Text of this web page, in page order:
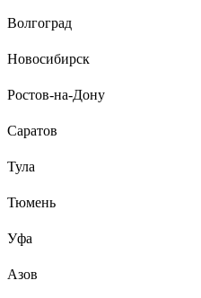
Волгоград
Новосибирск
Ростов-на-Дону
Саратов
Тула
Тюмень
Уфа
Азов